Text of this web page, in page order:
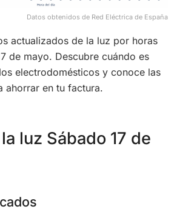
Datos obtenidos de Red Eléctrica de España
actualizados de la luz por horas
de mayo. Descubre cuándo es
electrodomésticos y conoce las
ahorrar en tu factura.
luz Sábado 17 de